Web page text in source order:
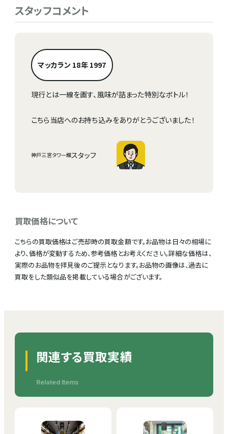
スタッフコメント
マッカラン 18年 1997
現行とは一線を画す、風味が詰まった特別なボトル！
こちら当店へのお持ち込みをありがとうございました！
神戸三宮タワー館スタッフ
買取価格について
こちらの買取価格はご売却時の買取金額です。お品物は日々の相場に
より、価格が変動するため、参考価格とお考えください。詳細な価格は、
実際のお品物を拝見後のご提示となります。お品物の画像は、過去に
買取をした類似品を掲載している場合がございます。
関連する買取実績
Related Items